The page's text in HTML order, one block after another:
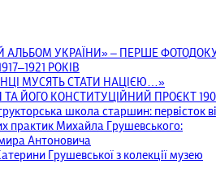
АЛЬБОМ УКРАЇНИ» – ПЕРШЕ
РОКІВ
МУСЯТЬ СТАТИ НАЦІЄЮ…»
ЙОГО КОНСТИТУЦІЙНИЙ ПРОЄКТ
школа старшин: первісток
практик Михайла Грушевського:
Антоновича
Грушевської з колекції музею